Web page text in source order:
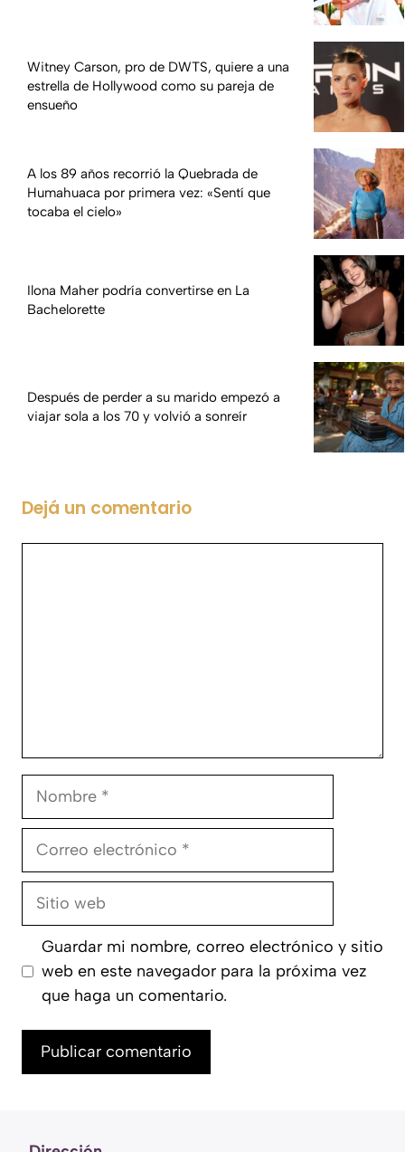
Witney Carson, pro de DWTS, quiere a una
estrella de Hollywood como su pareja de
ensueño
A los 89 años recorrió la Quebrada de
Humahuaca por primera vez: «Sentí que
tocaba el cielo»
Ilona Maher podría convertirse en La
Bachelorette
Después de perder a su marido empezó a
viajar sola a los 70 y volvió a sonreír
Dejá un comentario
Nombre
Correo
Sitio
Guardar mi nombre, correo electrónico y sitio
web en este navegador para la próxima vez
que haga un comentario.